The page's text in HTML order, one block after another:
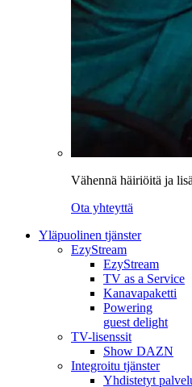
Vähennä häiriöitä ja
Ota yhteyttä
Yläpuolinen tjänster
EzyStream
EzyStream
TV as a Service
Kanavapaketti
Powering
guest delight
TV-lisenssit
Show DAZN
Integroitu tjänster
Yhdistetyt